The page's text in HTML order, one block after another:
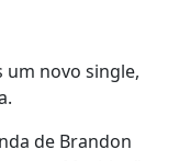
um novo single,
de Brandon